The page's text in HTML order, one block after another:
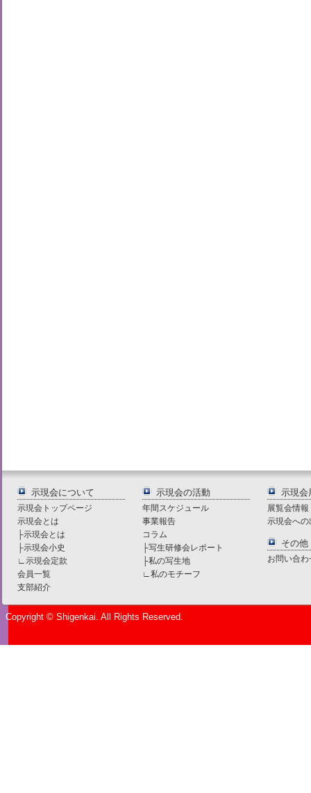
示現会について
示現会トップページ
示現会とは
├示現会とは
├示現会小史
∟ 示現会定款
会員一覧
支部紹介
示現会の活動
年間スケジュール
事業報告
コラム
├写生研修会レポート
├私の写生地
∟ 私のモチーフ
示現会
展覧会情報
示現会へ
その他
お問い合
Copyright © Shigenkai. All Rights Reserved.